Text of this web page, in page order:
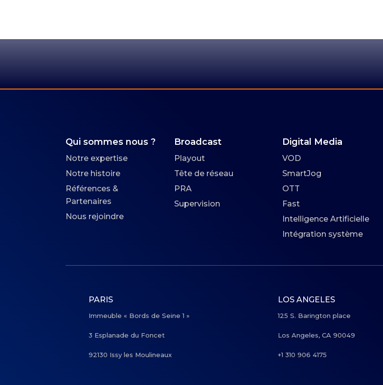
Qui sommes nous ?
Notre expertise
Notre histoire
Références &
Partenaires
Nous rejoindre
Broadcast
Playout
Tête de réseau
PRA
Supervision
Digital Media
VOD
SmartJog
OTT
Fast
Intelligence Artificielle
Intégration système
PARIS
Immeuble « Bords de Seine 1 »
3 Esplanade du Foncet
92130 Issy les Moulineaux
LOS ANGELES
125 S. Barington place
Los Angeles, CA 90049
+1 310 906 4175